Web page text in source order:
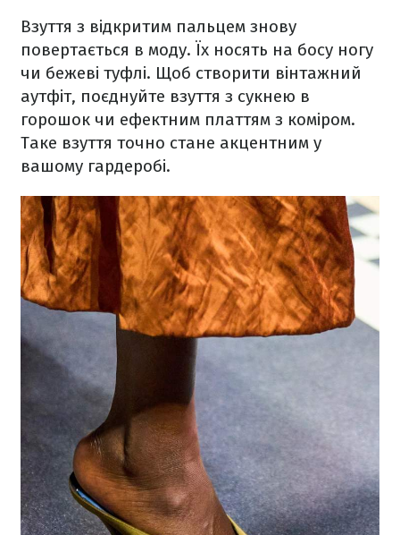
Взуття з відкритим пальцем знову
повертається в моду. Їх носять на босу ногу
чи бежеві туфлі. Щоб створити вінтажний
аутфіт, поєднуйте взуття з сукнею в
горошок чи ефектним платтям з коміром.
Таке взуття точно стане акцентним у
вашому гардеробі.